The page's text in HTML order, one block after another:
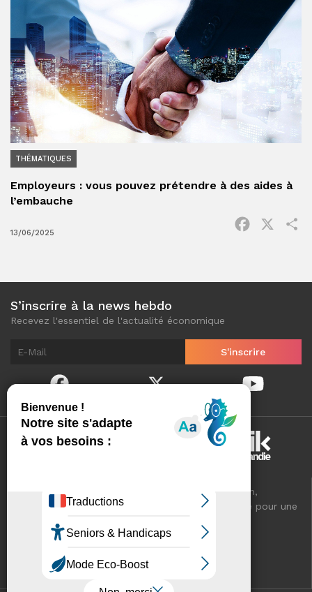
THÉMATIQUES
Employeurs : vous pouvez prétendre à des aides à
l’embauche
13/06/2025
Facebook
S’inscrire à la news hebdo
Recevez l'essentiel de l'actualité économique
Normandinamik sélectionne pour vous, au quotidien,
l'essentiel de l'actualité économique de Normandie pour une
VOTRE RÉSEAU CCI